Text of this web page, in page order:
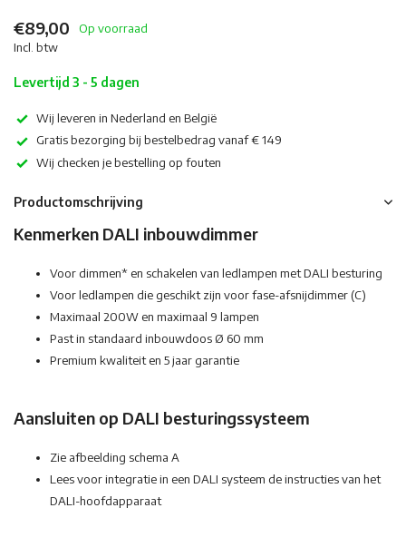
€89,00
Op voorraad
Incl. btw
Levertijd 3 - 5 dagen
Wij leveren in Nederland en België
Gratis bezorging bij bestelbedrag vanaf € 149
Wij checken je bestelling op fouten
Productomschrijving
Kenmerken DALI inbouwdimmer
Voor dimmen* en schakelen van ledlampen met DALI besturing
Voor ledlampen die geschikt zijn voor fase-afsnijdimmer (C)
Maximaal 200W en maximaal 9 lampen
Past in standaard inbouwdoos Ø 60 mm
Premium kwaliteit en 5 jaar garantie
Aansluiten op DALI besturingssysteem
Zie afbeelding schema A
Lees voor integratie in een DALI systeem de instructies van het
DALI-hoofdapparaat